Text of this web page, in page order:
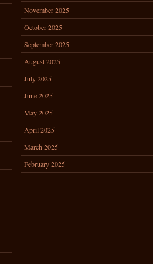
November 2025
October 2025
September 2025
August 2025
July 2025
June 2025
May 2025
April 2025
March 2025
February 2025